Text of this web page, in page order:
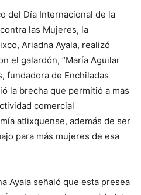
del Día Internacional de la
las Mujeres, la
Ariadna Ayala, realizó
el galardón, “María Aguilar
fundadora de Enchiladas
la brecha que permitió a mas
comercial
atlixquense, además de ser
para más mujeres de esa
Ayala señaló que esta presea